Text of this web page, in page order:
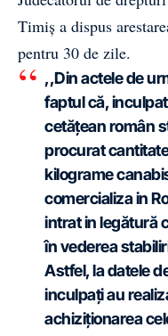
Timiș a dispus
pentru 30 de zile.
,,Din actele de
faptul că,
cetățean român
procurat
kilograme
comercializa in
intrat in legătură
în vederea
Astfel, la datele
inculpați au
achiziționarea